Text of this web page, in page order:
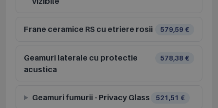
Frane ceramice RS cu etriere rosii 579,59 €
Geamuri laterale cu protectie
acustica
578,38 €
Geamuri fumurii - Privacy Glass 521,51 €